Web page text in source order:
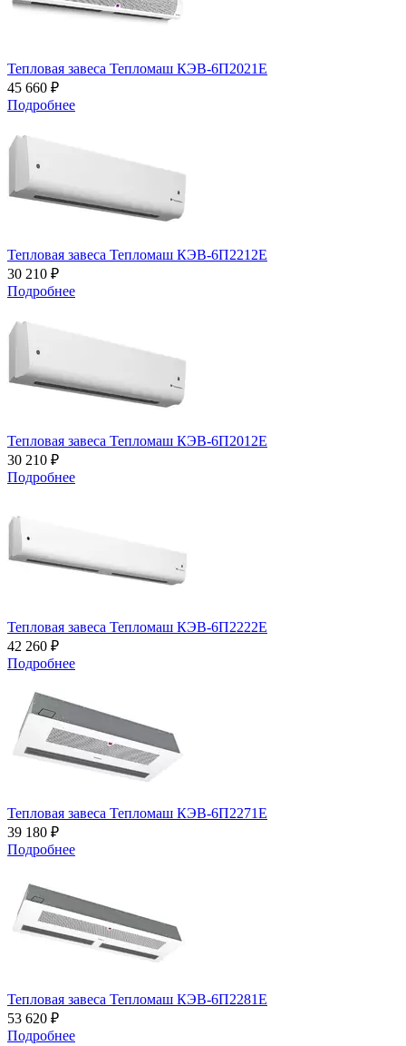
Тепловая завеса Тепломаш КЭВ-6П2021Е
45 660 ₽
Подробнее
Тепловая завеса Тепломаш КЭВ-6П2212Е
30 210 ₽
Подробнее
Тепловая завеса Тепломаш КЭВ-6П2012Е
30 210 ₽
Подробнее
Тепловая завеса Тепломаш КЭВ-6П2222Е
42 260 ₽
Подробнее
Тепловая завеса Тепломаш КЭВ-6П2271E
39 180 ₽
Подробнее
Тепловая завеса Тепломаш КЭВ-6П2281Е
53 620 ₽
Подробнее